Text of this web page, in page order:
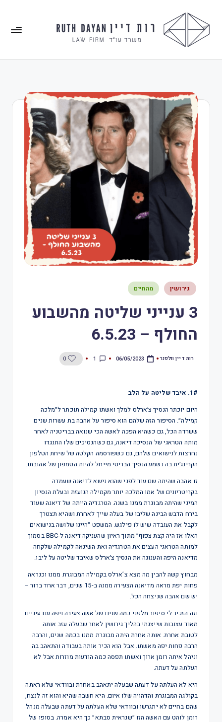
גירושין מהחיים
3 ענייני שליטה מהשבוע
החולף – 6.5.23
רות דיין וולפנר 06/05/2023
1
0
1#. איבד שליטה על הלב
היום יוכתר הנסיך צ׳ארלס למלך ואשתו קמילה תוכתר ל״מלכה
קמילה״. הסיפור הזה שלהם הוא סיפור על אהבה בת עשרות שנים
ששרדה הכל, גם כשהיא הפכה לאשה הכי שנואה בבריטניה לאחר
מותה הטראגי של הנסיכה דיאנה, גם כשהנסיכים שלו התנגדו
נחרצות לנישואים שלהם, גם כשפורסמה הקלטה של שיחת הטלפון
הקרינג׳ית בה נשמע הנסיך הבריטי מייחל להיות הטמפון של אהובתו.
זו אהבה שהיתה שם עוד לפני שהוא נישא לדיאנה שעמדה
בקריטריונים של אמו המלכה יותר מקמילה הנועזת ובעלת הנסיון
המיני שהיתה מבוגרת ממנו בשנה. הטרגדיה הייתה של דיאנה שעוד
בירח הדבש הבינה שליבו של בעלה שייך לאחרת ושהיא תצטרך
לקבל את העובדה שיש לו פילגש. המשפט ״היינו שלושה בנישואים
האלו אז היה קצת צפוף״ מתוך ראיון שהעניקה דיאנה ל-BBC בסמוך
למותה הטראגי העצים את הטרגדיה ואת השינאה לקמילה שלקחה
מדיאנה היפה והענוגה את הנסיך צ׳ארלס שאיבד שליטה על ליבו.
מבחוץ קשה להבין מה מצא צ’ארלס בקמילה המבוגרת ממנו וכנראה
פחות יפת מראה מדיאנה הצעירה ממנה ב-15 שנים, דבר אחד ברור –
יש שם אהבה שניצחה הכל.
וזה הזכיר לי סיפור מלפני כמה שנים של אשה צעירה ויפה עם עיניים
מאוד עצובות שייצגתי בהליך גירושין לאחר שבעלה עזב אותה
לטובת אחרת. אותה אחרת היתה מבוגרת ממנו בכמה שנים, והרבה
הרבה פחות יפה מאשתו. אבל הוא הכיר אותה בעבודה והתאהב בה
וניהל איתה רומן ארוך ואשתו תפסה כמה הודעות מוזרות אבל לא
העלתה על דעתה.
היא לא העלתה על דעתה שבעלה יתאהב באחרת ובוודאי שלא ראתה
בקולגה המבוגרת והדהויה שלו איום. היא חשבה שהיא והוא זה לנצח,
שהם בחיים לא יתגרשו ובוודאי שלא העלתה על דעתה שבעלה מנהל
רומן לוהט עם האשה הזו ״שנראית סבתא״ כך היא אמרה. בסופו של